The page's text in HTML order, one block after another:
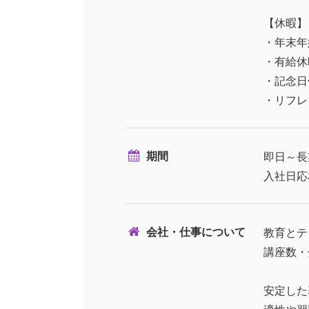
【休暇】
・年末
・有給
・記念
・リフ
期間
即日～
入社日
会社・仕事について
教育と
講座数
安定し